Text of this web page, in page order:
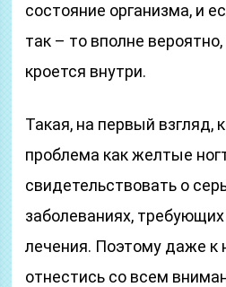
состояние организма, и
так – то вполне
кроется внутри.
Такая, на первый взгляд,
проблема как желтые
свидетельствовать о
заболеваниях,
лечения. Поэтому даже к
отнестись со всем